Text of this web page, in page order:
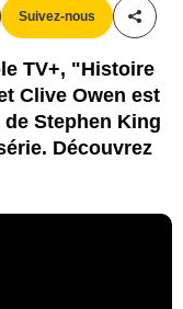
Suivez-nous
TV+, "Histoire
Clive Owen est
Stephen King
Découvrez